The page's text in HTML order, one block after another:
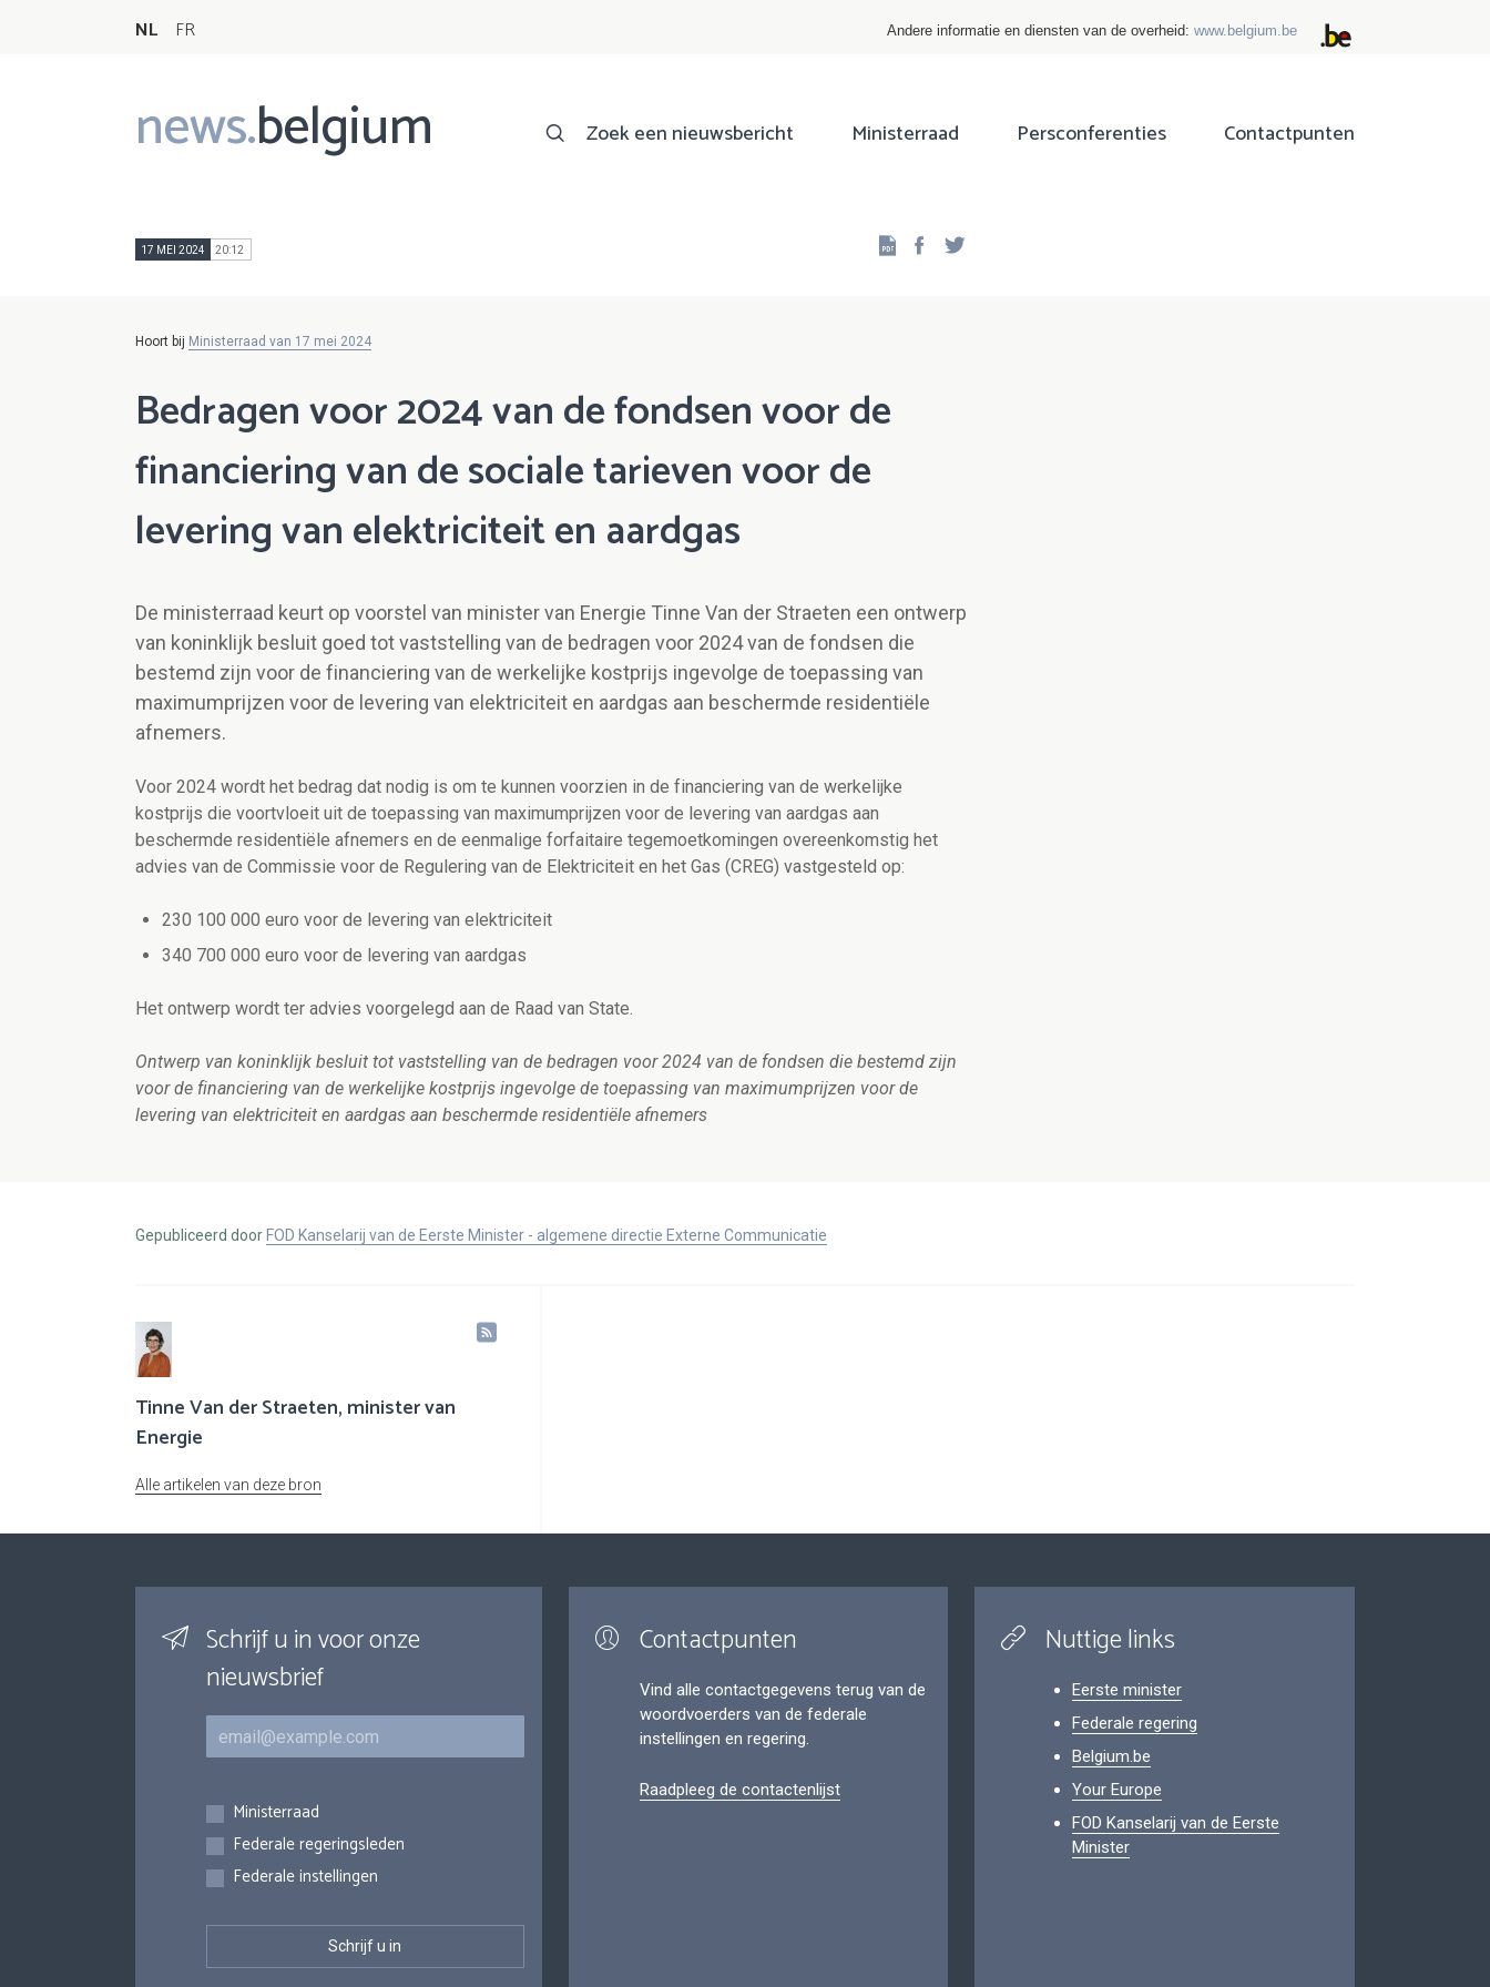
NL FR Andere informatie en diensten van de overheid: www.belgium.be
news.belgium
Main
navigation
Zoek een nieuwsbericht Ministerraad Persconferenties Contactpunten
17 MEI 2024 20:12 Facebook
Hoort bij Ministerraad van 17 mei 2024
Bedragen voor 2024 van de fondsen voor de
financiering van de sociale tarieven voor de
levering van elektriciteit en aardgas
De ministerraad keurt op voorstel van minister van Energie Tinne Van der Straeten een ontwerp
van koninklijk besluit goed tot vaststelling van de bedragen voor 2024 van de fondsen die
bestemd zijn voor de financiering van de werkelijke kostprijs ingevolge de toepassing van
maximumprijzen voor de levering van elektriciteit en aardgas aan beschermde residentiële
afnemers.
Voor 2024 wordt het bedrag dat nodig is om te kunnen voorzien in de financiering van de werkelijke
kostprijs die voortvloeit uit de toepassing van maximumprijzen voor de levering van aardgas aan
beschermde residentiële afnemers en de eenmalige forfaitaire tegemoetkomingen overeenkomstig het
advies van de Commissie voor de Regulering van de Elektriciteit en het Gas (CREG) vastgesteld op:
230 100 000 euro voor de levering van elektriciteit
340 700 000 euro voor de levering van aardgas
Het ontwerp wordt ter advies voorgelegd aan de Raad van State.
Ontwerp van koninklijk besluit tot vaststelling van de bedragen voor 2024 van de fondsen die bestemd zijn
voor de financiering van de werkelijke kostprijs ingevolge de toepassing van maximumprijzen voor de
levering van elektriciteit en aardgas aan beschermde residentiële afnemers
Gepubliceerd door FOD Kanselarij van de Eerste Minister - algemene directie Externe Communicatie
Tinne Van der Straeten, minister van
Energie
Alle artikelen van deze bron
Schrijf u in voor onze
nieuwsbrief
E-mail
Inschrijvingen
Ministerraad
Federale regeringsleden
Federale instellingen
Contactpunten
Vind alle contactgegevens terug van de
woordvoerders van de federale
instellingen en regering.
Raadpleeg de contactenlijst
Nuttige links
Eerste minister
Federale regering
Belgium.be
Your Europe
FOD Kanselarij van de Eerste
Minister